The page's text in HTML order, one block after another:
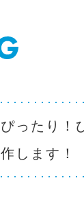
ったり！
します！